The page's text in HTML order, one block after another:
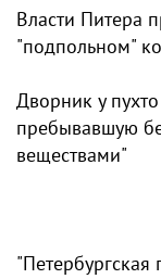
Власти Питера
"подпольном"
Дворник у
пребывавшую
веществами"
"Петербургская